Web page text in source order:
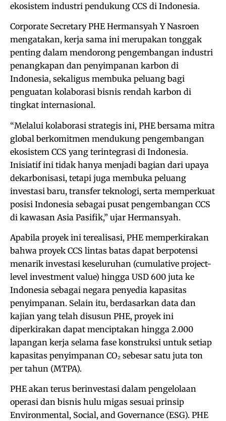
ekosistem industri pendukung CCS di Indonesia.
Corporate Secretary PHE Hermansyah Y Nasroen
mengatakan, kerja sama ini merupakan tonggak
penting dalam mendorong pengembangan industri
penangkapan dan penyimpanan karbon di
Indonesia, sekaligus membuka peluang bagi
penguatan kolaborasi bisnis rendah karbon di
tingkat internasional.
“Melalui kolaborasi strategis ini, PHE bersama mitra
global berkomitmen mendukung pengembangan
ekosistem CCS yang terintegrasi di Indonesia.
Inisiatif ini tidak hanya menjadi bagian dari upaya
dekarbonisasi, tetapi juga membuka peluang
investasi baru, transfer teknologi, serta memperkuat
posisi Indonesia sebagai pusat pengembangan CCS
di kawasan Asia Pasifik,” ujar Hermansyah.
Apabila proyek ini terealisasi, PHE memperkirakan
bahwa proyek CCS lintas batas dapat berpotensi
menarik investasi keseluruhan (cumulative project-
level investment value) hingga USD 600 juta ke
Indonesia sebagai negara penyedia kapasitas
penyimpanan. Selain itu, berdasarkan data dan
kajian yang telah disusun PHE, proyek ini
diperkirakan dapat menciptakan hingga 2.000
lapangan kerja selama fase konstruksi untuk setiap
kapasitas penyimpanan CO₂ sebesar satu juta ton
per tahun (MTPA).
PHE akan terus berinvestasi dalam pengelolaan
operasi dan bisnis hulu migas sesuai prinsip
Environmental, Social, and Governance (ESG). PHE